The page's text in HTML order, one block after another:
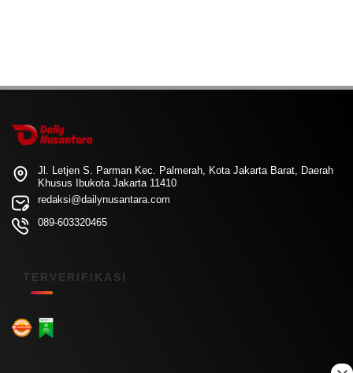
Jl. Letjen S. Parman Kec. Palmerah, Kota Jakarta Barat, Daerah
Khusus Ibukota Jakarta 11410
redaksi@dailynusantara.com
089-603320465
TERVERIFIKASI